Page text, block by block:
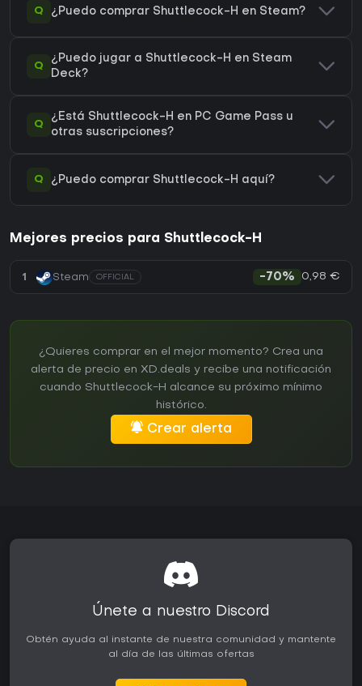
Q ¿Puedo comprar Shuttlecock-H en Steam?
Q
¿Puedo jugar a Shuttlecock-H en Steam
Deck?
Q
¿Está Shuttlecock-H en PC Game Pass u
otras suscripciones?
Q ¿Puedo comprar Shuttlecock-H aquí?
Mejores precios para Shuttlecock-H
1 Steam OFFICIAL -70% 0,98 €
¿Quieres comprar en el mejor momento? Crea una
alerta de precio en XD.deals y recibe una notificación
cuando Shuttlecock-H alcance su próximo mínimo
histórico.
Crear alerta
Únete a nuestro Discord
Obtén ayuda al instante de nuestra comunidad y mantente
al día de las últimas ofertas